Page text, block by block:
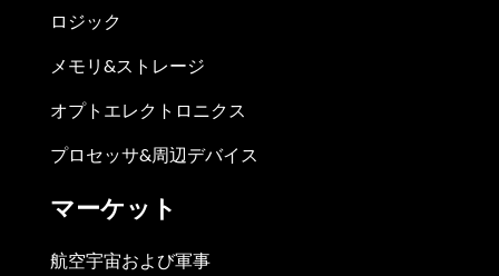
ロジック
メモリ&ストレージ
オプトエレクトロニクス
プロセッサ&周辺デバイス
マーケット
航空宇宙および軍事